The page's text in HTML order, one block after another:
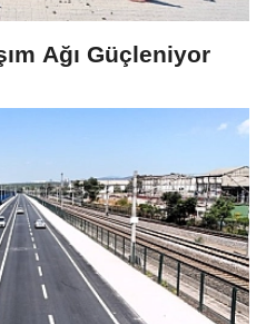
Ağı Güçleniyor